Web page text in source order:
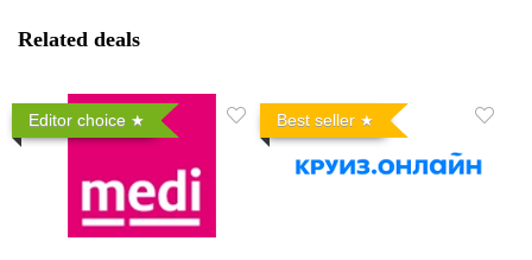
Related deals
Editor choice Best seller